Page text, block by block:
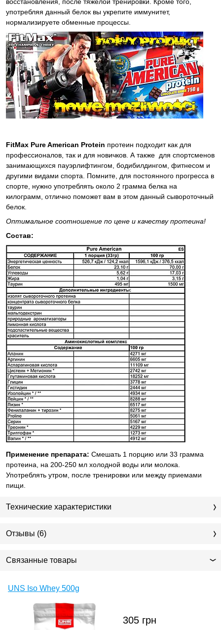
восстановления, после тяжелой тренировки. Кроме того,
употребляя данный белок вы укрепите иммунитет,
нормализируете обменные процессы.
FitMax Pure American Protein протеин подходит как для
профессионалов, так и для новичков. А также для спортсменов
занимающихся пауэрлифтингом, бодибилдингом, фитнесом и
другими видами спорта. Помните, для постоянного прогресса в
спорте, нужно употреблять около 2 грамма белка на
килограмм, отлично поможет вам в этом данный сывороточный
белок.
Оптимальное соотношение по цене и качеству протеина!
Состав:
Применение препарата: Смешать 1 порцию или 33 грамма
протеина, на 200-250 мл холодной воды или молока.
Употреблять утром, после тренировки или между приемами
пищи.
Технические характеристики
Отзывы (6)
Связанные товары
UNS Iso Whey 500g
305 грн